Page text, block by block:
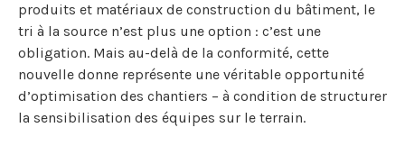
produits et matériaux de construction du bâtiment, le
tri à la source n’est plus une option : c’est une
obligation. Mais au-delà de la conformité, cette
nouvelle donne représente une véritable opportunité
d’optimisation des chantiers – à condition de structurer
la sensibilisation des équipes sur le terrain.